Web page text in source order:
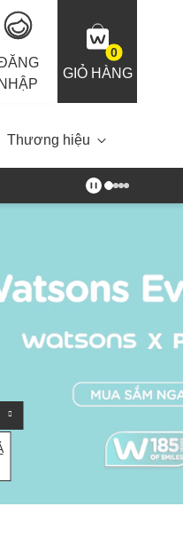
NHẬP
0
GIỎ HÀNG
Nam Giới Chăm Sóc
Thương hiệu